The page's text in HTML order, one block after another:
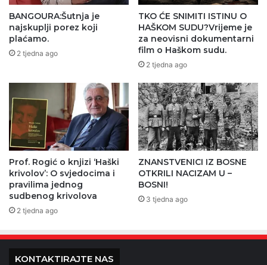
BANGOURA:Šutnja je
najskuplji porez koji
plaćamo.
2 tjedna ago
TKO ĆE SNIMITI ISTINU O
HAŠKOM SUDU?Vrijeme je
za neovisni dokumentarni
film o Haškom sudu.
2 tjedna ago
Prof. Rogić o knjizi ‘Haški
krivolov’: O svjedocima i
pravilima jednog
sudbenog krivolova
2 tjedna ago
ZNANSTVENICI IZ BOSNE
OTKRILI NACIZAM U –
BOSNI!
3 tjedna ago
KONTAKTIRAJTE NAS